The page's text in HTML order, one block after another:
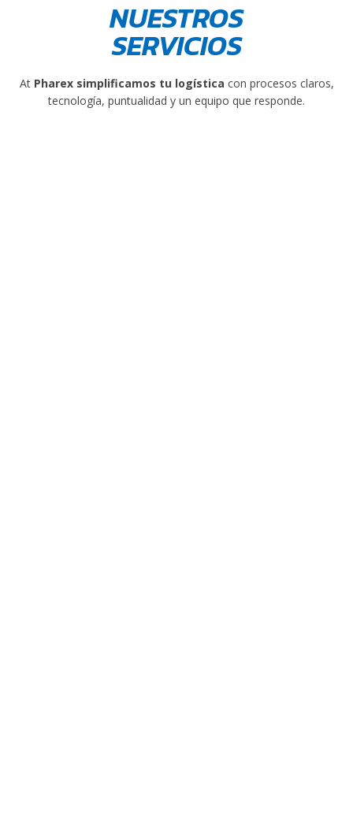
NUESTROS
SERVICIOS
At Pharex simplificamos tu logística con procesos claros,
tecnología, puntualidad y un equipo que responde.